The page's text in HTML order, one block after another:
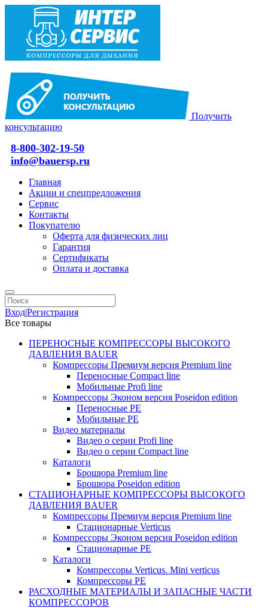
Получить
консультацию
8-800-302-19-50
info@bauersp.ru
Главная
Акции и спецпредложения
Сервис
Контакты
Покупателю
Оферта для физических лиц
Гарантия
Сертификаты
Оплата и доставка
Вход|Регистрация
Все товары
ПЕРЕНОСНЫЕ КОМПРЕССОРЫ ВЫСОКОГО
ДАВЛЕНИЯ BAUER
Компрессоры Премиум версия Premium line
Переносные Compact line
Мобильные Profi line
Компрессоры Эконом версия Poseidon edition
Переносные PE
Мобильные PE
Видео материалы
Видео о серии Profi line
Видео о серии Compact line
Каталоги
Брошюра Premium line
Брошюра Poseidon edition
СТАЦИОНАРНЫЕ КОМПРЕССОРЫ ВЫСОКОГО
ДАВЛЕНИЯ BAUER
Компрессоры Премиум версия Premium line
Стационарные Verticus
Компрессоры Эконом версия Poseidon edition
Стационарные PE
Каталоги
Компрессоры Verticus. Mini verticus
Компрессоры PE
РАСХОДНЫЕ МАТЕРИАЛЫ И ЗАПАСНЫЕ ЧАСТИ
КОМПРЕССОРОВ